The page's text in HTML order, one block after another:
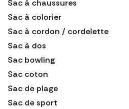
Sac à chaussures
Sac à colorier
Sac à cordon / cordelette
Sac à dos
Sac bowling
Sac coton
Sac de plage
Sac de sport